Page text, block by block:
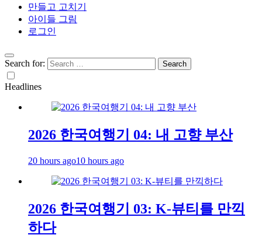
만들고 고치기
아이들 그림
로그인
Search for:
Headlines
2026 한국여행기 04: 내 고향 부산
20 hours ago10 hours ago
2026 한국여행기 03: K-뷰티를 만끽
하다